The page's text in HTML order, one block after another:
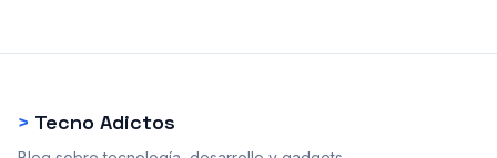
> Tecno Adictos